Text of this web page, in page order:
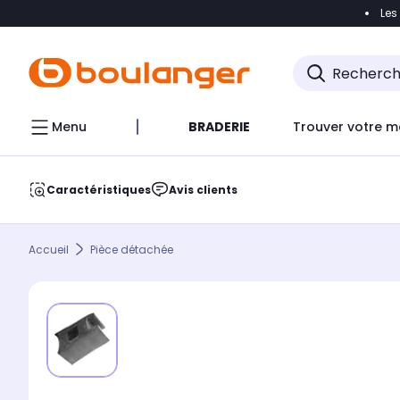
Accéder
Menu BRADERIE Trouver votre
Caractéristiques Avis clients
Accueil Pièce détachée